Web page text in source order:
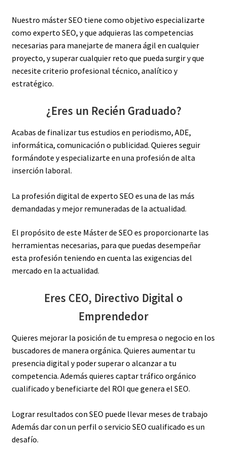
Nuestro máster SEO tiene como objetivo especializarte
como experto SEO, y que adquieras las competencias
necesarias para manejarte de manera ágil en cualquier
proyecto, y superar cualquier reto que pueda surgir y que
necesite criterio profesional técnico, analítico y
estratégico.
¿Eres un Recién Graduado?
Acabas de finalizar tus estudios en periodismo, ADE,
informática, comunicación o publicidad. Quieres seguir
formándote y especializarte en una profesión de alta
inserción laboral.
La profesión digital de experto SEO es una de las más
demandadas y mejor remuneradas de la actualidad.
El propósito de este Máster de SEO es proporcionarte las
herramientas necesarias, para que puedas desempeñar
esta profesión teniendo en cuenta las exigencias del
mercado en la actualidad.
Eres CEO, Directivo Digital o
Emprendedor
Quieres mejorar la posición de tu empresa o negocio en los
buscadores de manera orgánica. Quieres aumentar tu
presencia digital y poder superar o alcanzar a tu
competencia. Además quieres captar tráfico orgánico
cualificado y beneficiarte del ROI que genera el SEO.
Lograr resultados con SEO puede llevar meses de trabajo
Además dar con un perfil o servicio SEO cualificado es un
desafío.